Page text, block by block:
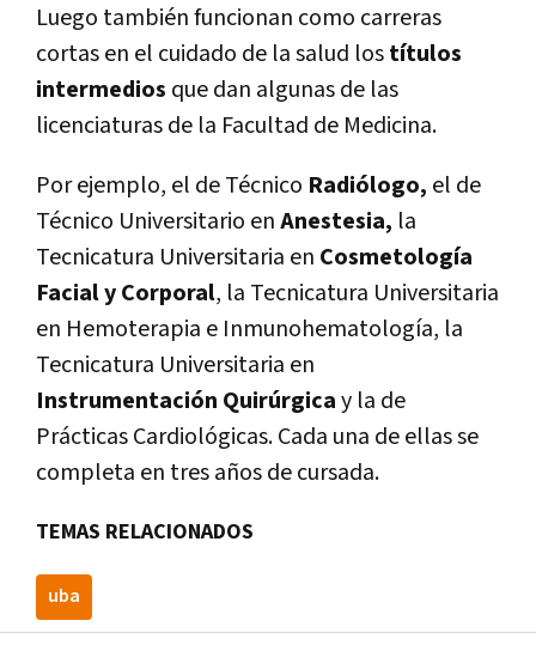
Luego también funcionan como carreras
cortas en el cuidado de la salud lostítulos
intermedios que dan algunas de las
licenciaturas de la Facultad de Medicina.
Por ejemplo, el de Técnico Radiólogo, el de
Técnico Universitario enAnestesia, la
Tecnicatura Universitaria en Cosmetología
Facial y Corporal, la Tecnicatura Universitaria
en Hemoterapia e Inmunohematología, la
Tecnicatura Universitaria en
Instrumentación Quirúrgicay la de
Prácticas Cardiológicas. Cada una de ellas se
completa en tres años de cursada.
TEMAS RELACIONADOS
uba